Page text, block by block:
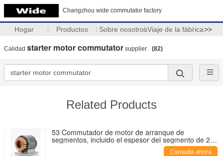
Changzhou wide commutator factory
Hogar Productos Sobre nosotrosViaje de la fábrica>>
Calidad starter motor commutator supplier. (82)
Related Products
53 Commutador de motor de arranque de
segmentos, incluido el espesor del segmento de 2
mm y el tipo de aislamiento de mica para laConsulta ahora